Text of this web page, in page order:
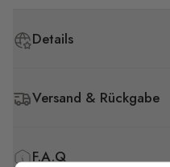
Details
Versand & Rückgabe
F.A.Q